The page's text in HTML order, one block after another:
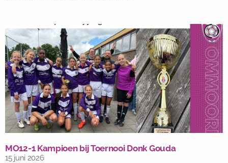
MO12-1 Kampioen bij Toernooi Donk Gouda
15 juni 2026